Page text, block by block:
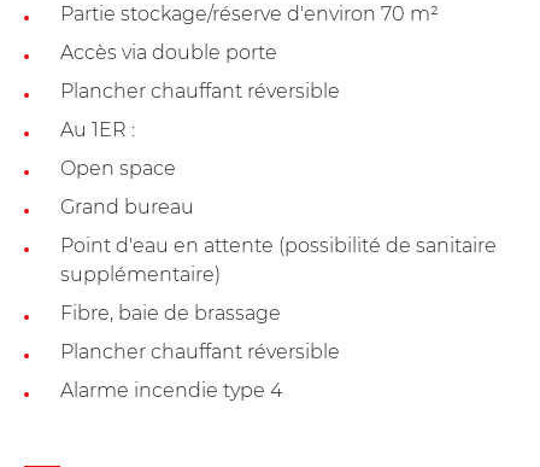
Partie stockage/réserve d'environ 70 m²
Accès via double porte
Plancher chauffant réversible
Au 1ER :
Open space
Grand bureau
Point d'eau en attente (possibilité de sanitaire
supplémentaire)
Fibre, baie de brassage
Plancher chauffant réversible
Alarme incendie type 4